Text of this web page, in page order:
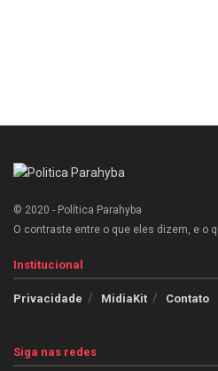
© 2020 - Política Parahyba
O contraste entre o que eles dizem, e o
Institucional
Privacidade MidiaKit Contato
Siga nas redes